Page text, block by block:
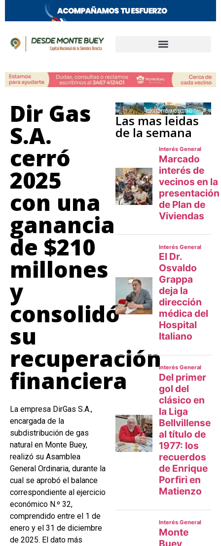
Dir Gas
S.A.
cerró
2025
con una
ganancia
de $210
millones
y
consolidó
su
recuperación
financiera
La empresa DirGas S.A.,
encargada de la
subdistribución de gas
natural en Monte Buey,
realizó su Asamblea
General Ordinaria, durante la
cual se aprobó el balance
correspondiente al ejercicio
económico N.º 32,
comprendido entre el 1 de
enero y el 31 de diciembre
de 2025. El dato más
Las mas leidas
de la semana